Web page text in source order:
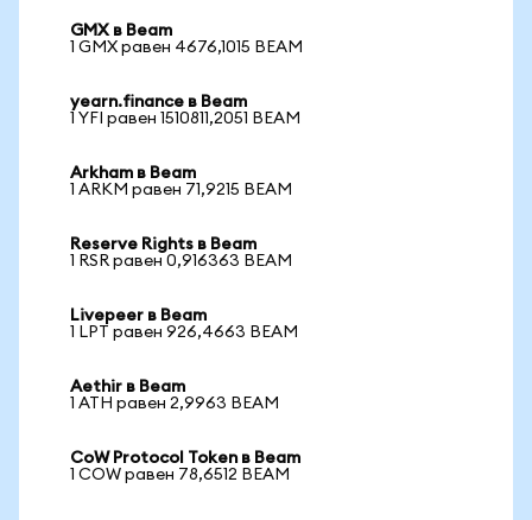
GMX в Beam
1 GMX равен 4676,1015 BEAM
yearn.finance в Beam
1 YFI равен 1510811,2051 BEAM
Arkham в Beam
1 ARKM равен 71,9215 BEAM
Reserve Rights в Beam
1 RSR равен 0,916363 BEAM
Livepeer в Beam
1 LPT равен 926,4663 BEAM
Aethir в Beam
1 ATH равен 2,9963 BEAM
CoW Protocol Token в Beam
1 COW равен 78,6512 BEAM